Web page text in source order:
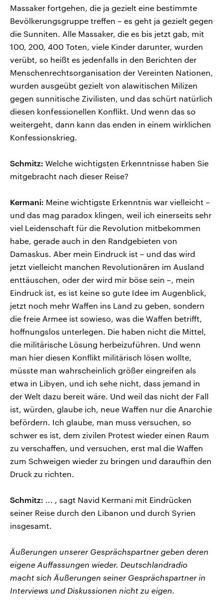
Massaker fortgehen, die ja gezielt eine bestimmte
Bevölkerungsgruppe treffen – es geht ja gezielt gegen
die Sunniten. Alle Massaker, die es bis jetzt gab, mit
100, 200, 400 Toten, viele Kinder darunter, wurden
verübt, so heißt es jedenfalls in den Berichten der
Menschenrechtsorganisation der Vereinten Nationen,
wurden ausgeübt gezielt von alawitischen Milizen
gegen sunnitische Zivilisten, und das schürt natürlich
diesen konfessionellen Konflikt. Und wenn das so
weitergeht, dann kann das enden in einem wirklichen
Konfessionskrieg.
Schmitz: Welche wichtigsten Erkenntnisse haben Sie
mitgebracht nach dieser Reise?
Kermani: Meine wichtigste Erkenntnis war vielleicht –
und das mag paradox klingen, weil ich einerseits sehr
viel Leidenschaft für die Revolution mitbekommen
habe, gerade auch in den Randgebieten von
Damaskus. Aber mein Eindruck ist – und das wird
jetzt vielleicht manchen Revolutionären im Ausland
enttäuschen, oder der wird mir böse sein –, mein
Eindruck ist, es ist keine so gute Idee im Augenblick,
jetzt noch mehr Waffen ins Land zu geben, sondern
die freie Armee ist sowieso, was die Waffen betrifft,
hoffnungslos unterlegen. Die haben nicht die Mittel,
die militärische Lösung herbeizuführen. Und wenn
man hier diesen Konflikt militärisch lösen wollte,
müsste man wahrscheinlich größer eingreifen als
etwa in Libyen, und ich sehe nicht, dass jemand in
der Welt dazu bereit wäre. Und weil das nicht der Fall
ist, würden, glaube ich, neue Waffen nur die Anarchie
befördern. Ich glaube, man muss versuchen, so
schwer es ist, dem zivilen Protest wieder einen Raum
zu verschaffen, und versuchen, erst mal die Waffen
zum Schweigen wieder zu bringen und daraufhin den
Druck zu richten.
Schmitz: ... , sagt Navid Kermani mit Eindrücken
seiner Reise durch den Libanon und durch Syrien
insgesamt.
Äußerungen unserer Gesprächspartner geben deren
eigene Auffassungen wieder. Deutschlandradio
macht sich Äußerungen seiner Gesprächspartner in
Interviews und Diskussionen nicht zu eigen.